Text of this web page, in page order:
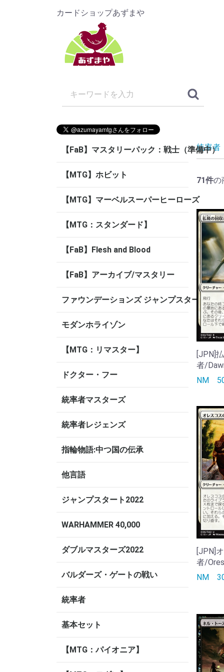
カードショップあずまや
【FaB】マスタリーパック：戦士（準備中）
【MTG】ホビット
【MTG】マーベルスーパーヒーローズ
【MTG：スタンダード】
【FaB】Flesh and Blood
【FaB】アーカイブ/マスタリー
ファウンデーションズ ジャンプスタート
モダンホライゾン
【MTG：リマスター】
ドクター・フー
統率者マスターズ
統率者レジェンズ
指輪物語:中つ国の伝承
他言語
ジャンプスタート2022
WARHAMMER 40,000
ダブルマスターズ2022
バルダーズ・ゲートの戦い
統率者
基本セット
【MTG：パイオニア】
統率者
71件の
[JPN]
者/
NM
[JPN]
者/
NM